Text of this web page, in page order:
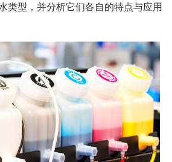
类型，并分析它们各自的特点与应用